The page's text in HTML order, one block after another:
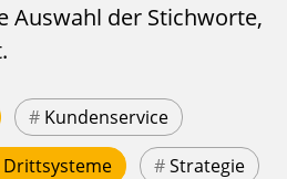
Auswahl der Stichworte,
# Kundenservice
Drittsysteme #Strategie